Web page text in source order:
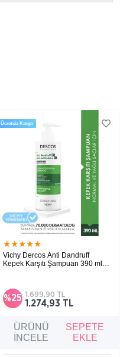
★★★★★
Vichy Dercos Anti Dandruff
Kepek Karşıtı Şampuan 390 ml -
%25
1.274,93 TL
1.699,90 TL
Ücretsiz Kargo
ÜRÜNÜ
İNCELE
SEPETE
EKLE